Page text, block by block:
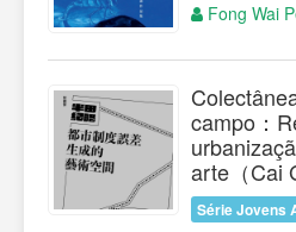
Fong Wai
campo：
arte（Cai
Série Jovens